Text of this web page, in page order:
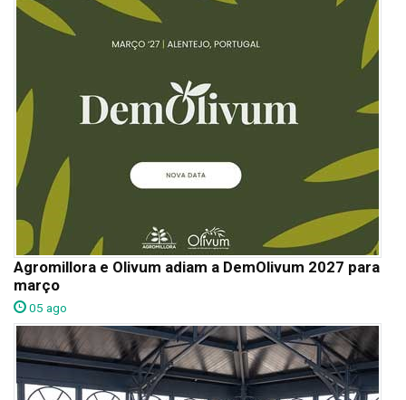
Agromillora e Olivum adiam a DemOlivum 2027 para
março
05 ago